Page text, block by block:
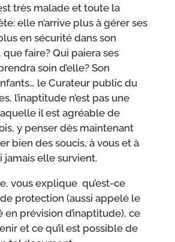
très malade et toute la
elle n’arrive plus à gérer ses
en sécurité dans son
faire? Qui paiera ses
soin d’elle? Son
le Curateur public du
l’inaptitude n’est pas une
il est agréable de
y penser dès maintenant
bien des soucis, à vous et à
jamais elle survient.
vous explique qu’est-ce
protection (aussi appelé le
en prévision d’inaptitude), ce
et ce qu’il est possible de